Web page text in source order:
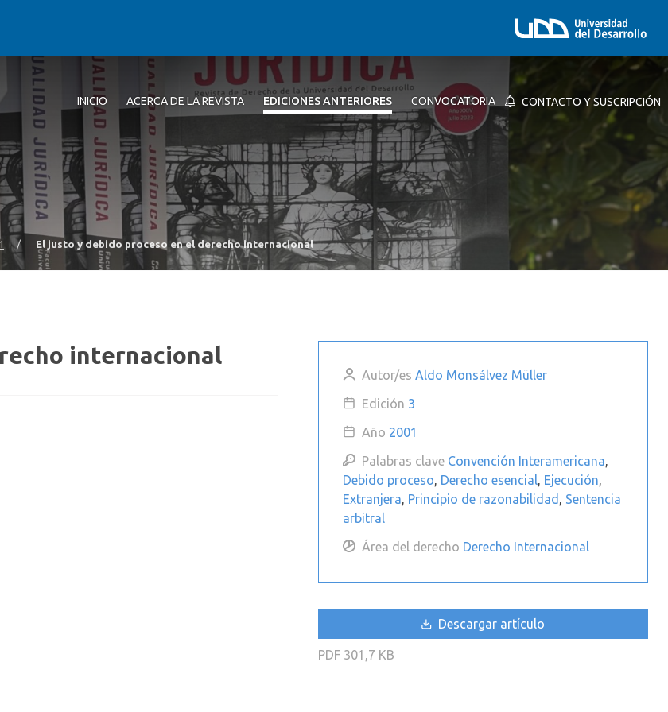
INICIO ACERCA DE LA REVISTA EDICIONES ANTERIORES CONVOCATORIA CONTACTO Y SUSCRIPCIÓN
/ El justo y debido proceso en el derecho internacional
internacional
Autor/es Aldo Monsálvez Müller
Edición 3
Año 2001
Palabras clave Convención Interamericana
Debido proceso Derecho esencial Ejecución
Extranjera Principio de razonabilidad
Sentencia
arbitral
Área del derecho Derecho Internacional
Descargar artículo
PDF 301,7 KB